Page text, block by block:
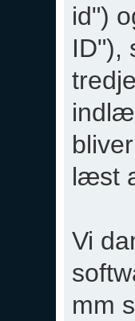
id")
ID"),
læst
Vi
mm